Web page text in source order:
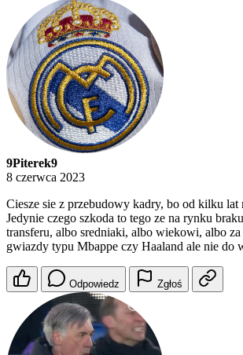
9Piterek9
8 czerwca 2023
Ciesze sie z przebudowy kadry, bo od kilku lat
Jedynie czego szkoda to tego ze na rynku
transferu, albo sredniaki, albo wiekowi, albo
gwiazdy typu Mbappe czy Haaland ale nie do
Odpowiedz Zgłoś